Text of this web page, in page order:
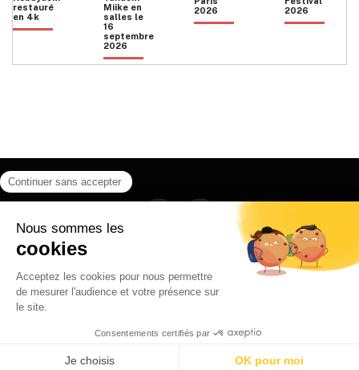
restauré
en 4k
Miike en
salles le
16
septembre
2026
2026
2026
Instagram
CONTACT
POLITIQUE DE CONFIDENTIALITÉ
© 2026 Ilyfunet communication